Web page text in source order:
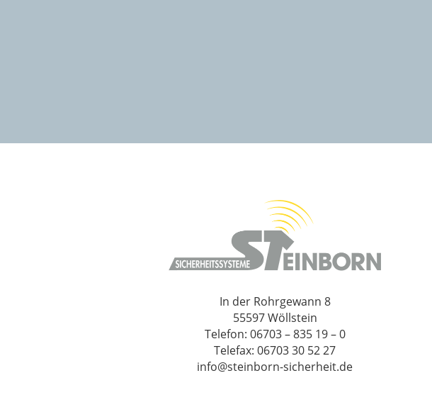
In der Rohrgewann 8
55597 Wöllstein
Telefon: 06703 – 835 19 – 0
Telefax: 06703 30 52 27
info@steinborn-sicherheit.de